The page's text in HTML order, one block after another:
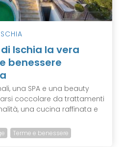
Ischia la vera
benessere
una SPA e una beauty
coccolare da trattamenti
una cucina raffinata e
Terme e benessere